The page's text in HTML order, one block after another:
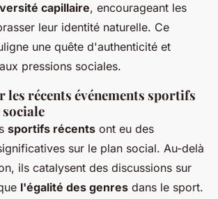
capillaire, encourageant les
leur identité naturelle. Ce
une quête d'authenticité et
pressions sociales.
les récents événements sportifs
sportifs récents ont eu des
sur le plan social. Au-delà
ils catalysent des discussions sur
l'égalité des genres dans le sport.